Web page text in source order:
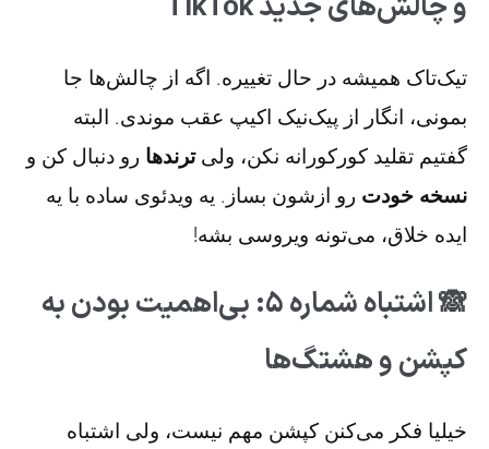
تیک‌تاک همیشه در حال تغییره. اگه از چالش‌ها جا
بمونی، انگار از پیک‌نیک اکیپ عقب موندی. البته
گفتیم تقلید کورکورانه نکن، ولیترندها رو دنبال کن و
نسخه خودت رو ازشون بساز. یه ویدئوی ساده با یه
ایده خلاق، می‌تونه ویروسی بشه!
🙈 اشتباه شماره ۵: بی‌اهمیت بودن به
کپشن و هشتگ‌ها
خیلیا فکر می‌کنن کپشن مهم نیست، ولی اشتباه